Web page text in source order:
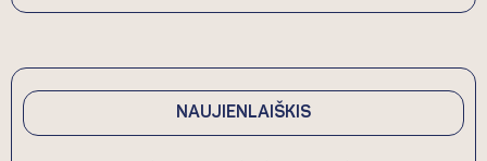
NAUJIENLAIŠKIS